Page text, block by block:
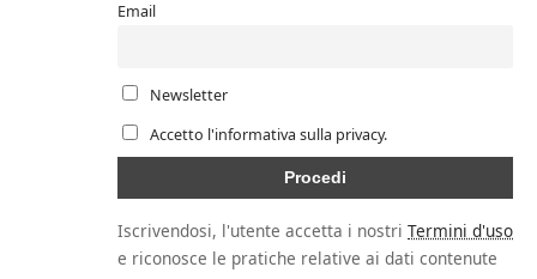
Email
Newsletter
Accetto l'informativa sulla privacy.
Iscrivendosi, l'utente accetta i nostri Termini d'uso
e riconosce le pratiche relative ai dati contenute